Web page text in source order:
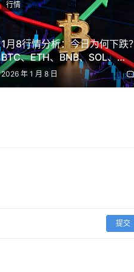
1月8行情分析：今日为何下跌
BTC、ETH、BNB、SOL、
FXS、ZKP、BREV、
BROCCOLI714山寨币操作建
2026 年 1 月 8 日
行情
提交